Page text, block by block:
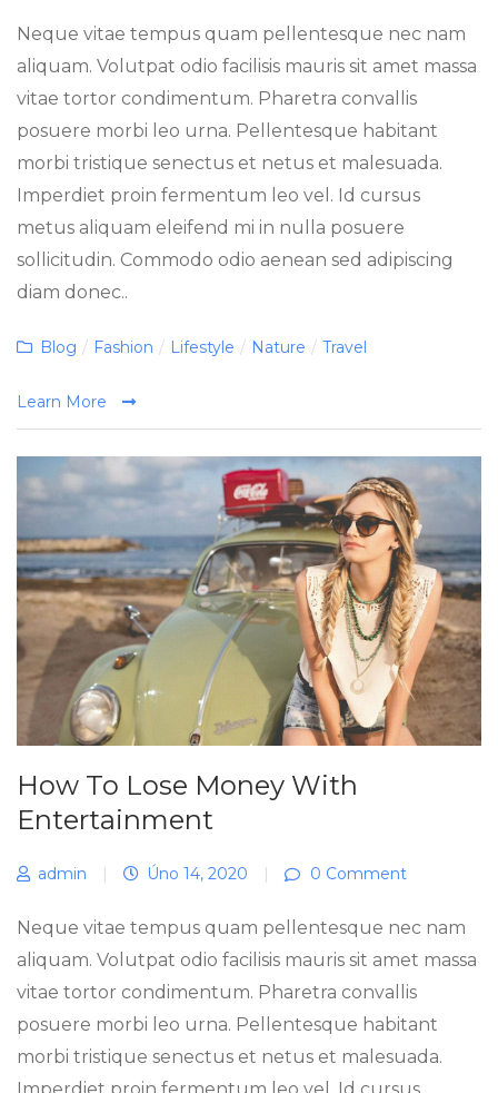
Neque vitae tempus quam pellentesque nec nam
aliquam. Volutpat odio facilisis mauris sit amet massa
vitae tortor condimentum. Pharetra convallis
posuere morbi leo urna. Pellentesque habitant
morbi tristique senectus et netus et malesuada.
Imperdiet proin fermentum leo vel. Id cursus
metus aliquam eleifend mi in nulla posuere
sollicitudin. Commodo odio aenean sed adipiscing
diam donec..
Categories
Blog / Fashion / Lifestyle / Nature / Travel
Learn More
How To Lose Money With
Entertainment
admin | Úno 14, 2020 | 0 Comment
Neque vitae tempus quam pellentesque nec nam
aliquam. Volutpat odio facilisis mauris sit amet massa
vitae tortor condimentum. Pharetra convallis
posuere morbi leo urna. Pellentesque habitant
morbi tristique senectus et netus et malesuada.